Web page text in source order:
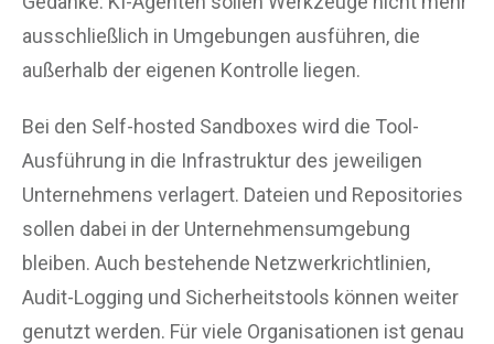
ausschließlich in Umgebungen ausführen, die
außerhalb der eigenen Kontrolle liegen.
Bei den Self-hosted Sandboxes wird die Tool-
Ausführung in die Infrastruktur des jeweiligen
Unternehmens verlagert. Dateien und Repositories
sollen dabei in der Unternehmensumgebung
bleiben. Auch bestehende Netzwerkrichtlinien,
Audit-Logging und Sicherheitstools können weiter
genutzt werden. Für viele Organisationen ist genau